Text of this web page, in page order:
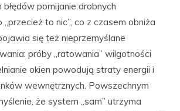
pomijanie drobnych
„przecież to nic”, co z czasem obniża
się też nieprzemyślane
próby „ratowania” wilgotności
okien powodują straty energii i
wewnętrznych. Powszechnym
że system „sam” utrzyma